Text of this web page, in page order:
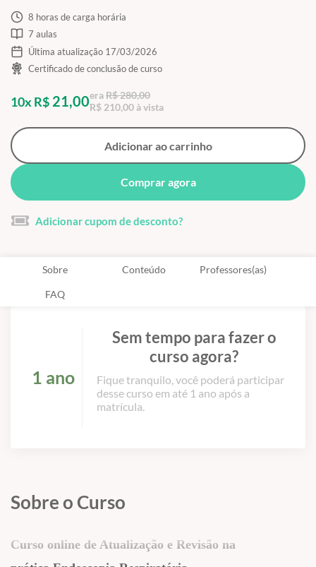
8 horas de carga horária
7 aulas
Última atualização 17/03/2026
Certificado de conclusão de curso
10x R$ 21,00eraR$ 280,00
R$ 210,00 à vista
Adicionar ao carrinho
Comprar agora
Adicionar cupom de desconto?
Sobre Conteúdo Professores(as)
FAQ
1 ano
Sem tempo para fazer o
curso agora?
Fique tranquilo, você poderá participar
desse curso em até 1 ano após a
matrícula.
Sobre o Curso
Curso online de Atualização e Revisão na